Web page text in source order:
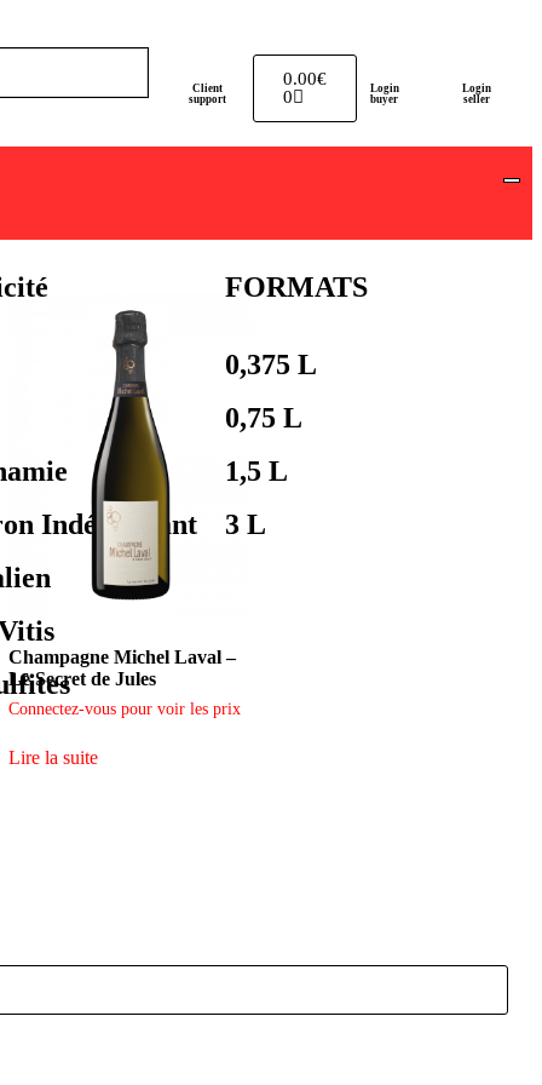
Client
support
0.00€
0
Login
buyer
Login
seller
Indépendant
FORMATS
0,375 L
0,75 L
1,5 L
3 L
Champagne Michel Laval –
Le Secret de Jules
Connectez-vous pour voir les prix
Lire la suite